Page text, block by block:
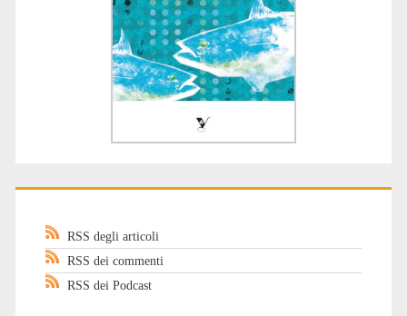
RSS degli articoli
RSS dei commenti
RSS dei Podcast